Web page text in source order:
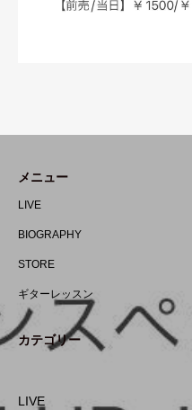
メニュー
LIVE
BIOGRAPHY
STORE
ギターレッスン
カテゴリー
LIVE